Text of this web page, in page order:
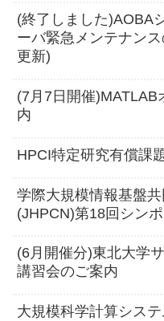
(終了しました)AOBA
ーバ緊急メンテナン
更新)
(7月7日開催
内
HPCI特定研究有償課
学際大規模情報基盤
(JHPCN)第18回シン
(6月開催分)東北大学
講習会のご案内
大規模科学計算シス